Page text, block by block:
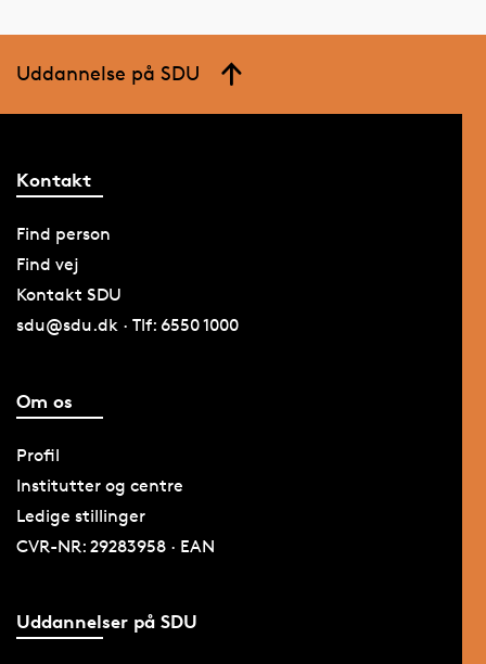
Uddannelse på SDU
Kontakt
Find person
Find vej
Kontakt SDU
sdu@sdu.dk · Tlf: 6550 1000
Om os
Profil
Institutter og centre
Ledige stillinger
CVR-NR: 29283958 · EAN
Uddannelser på SDU